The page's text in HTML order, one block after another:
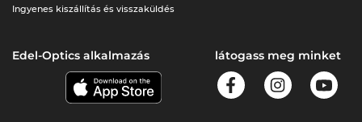
Ingyenes kiszállítás és visszaküldés
Edel-Optics alkalmazás látogass meg minket